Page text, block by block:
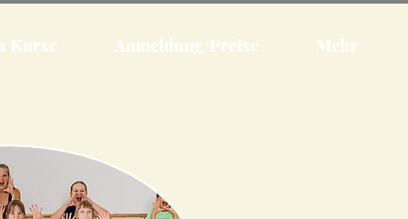
Kurse Anmeldung/Preise Mehr